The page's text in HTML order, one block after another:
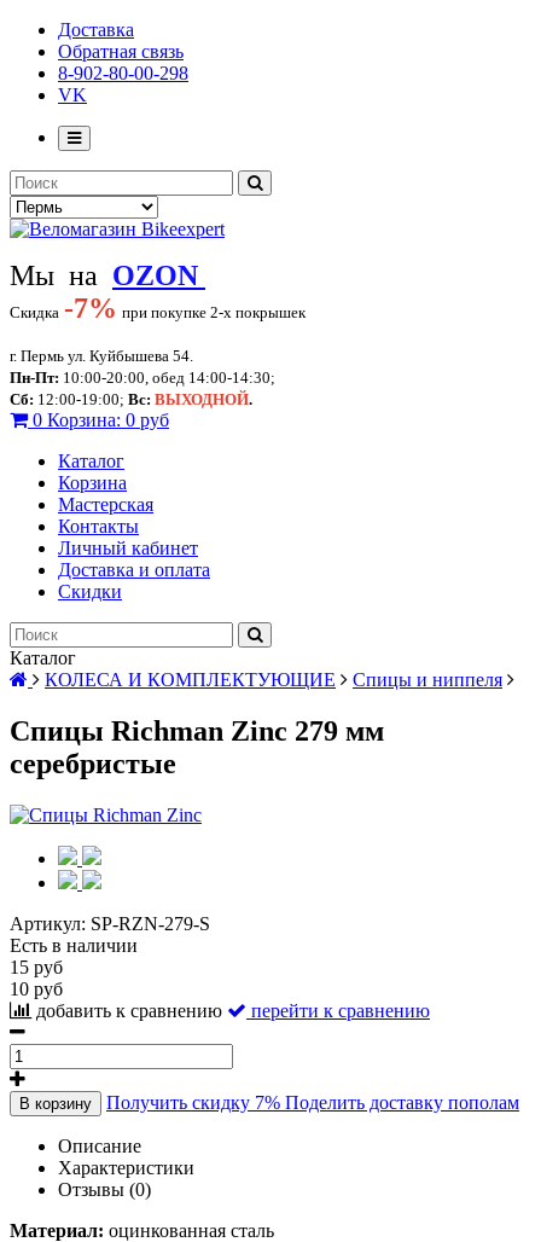
Доставка
Обратная связь
8-902-80-00-298
VK
Мы на OZON
Скидка -7% при покупке 2-х покрышек
г. Пермь ул. Куйбышева 54.
Пн-Пт: 10:00-20:00, обед 14:00-14:30;
Сб: 12:00-19:00; Вс: ВЫХОДНОЙ.
0 Корзина: 0 руб
Каталог
Корзина
Мастерская
Контакты
Личный кабинет
Доставка и оплата
Скидки
Каталог
КОЛЕСА И КОМПЛЕКТУЮЩИЕ
Спицы и ниппеля
Спицы Richman Zinc 279 мм
серебристые
Артикул: SP-RZN-279-S
Есть в наличии
15 руб
10 руб
добавить к сравнению
перейти к сравнению
В корзину Получить скидку 7% Поделить доставку пополам
Описание
Характеристики
Отзывы (0)
Материал: оцинкованная сталь